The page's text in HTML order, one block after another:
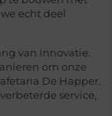
echt deel
van innovatie.
om onze
De Happer.
service,